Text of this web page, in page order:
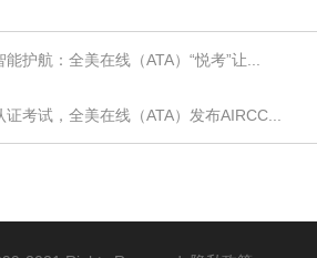
护航：全美在线（ATA）“悦考”让...
证考试，全美在线（ATA）发布AIRCC...